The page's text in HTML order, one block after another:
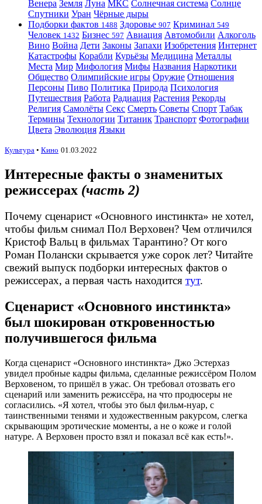
Венера Земля Луна МКС Солнечная система Солнце
Спутники Уран Чёрные дыры
Подборки фактов 1488 Здоровье 907 Криминал 549
Человек 1432 Бизнес 597 Авиация Автомобили Алкоголь
Вино Война Дети Законы Запахи Изобретения Интернет
Катастрофы Корабли Курьёзы Медицина Металлы
Места Мир Мифология Мифы Названия Наркотики
Общество Олимпийские игры Оружие Отношения
Персоны Пиво Политика Природа Психология
Путешествия Работа Радиация Растения Рекорды
Религия Самолёты Секс Смерть Советы Спорт Табак
Термины Технологии Титаник Транспорт Фотографии
Цвета Эволюция Языки
Культура • Кино 01.03.2022
Интересные факты о знаменитых
режиссерах (часть 2)
Почему сценарист «Основного инстинкта» не хотел,
чтобы фильм снимал Пол Верховен? Чем отличился
Кристоф Вальц в фильмах Тарантино? От кого
Роман Полански скрывается уже сорок лет? Читайте
свежий выпуск подборки интересных фактов о
режиссерах, а первая часть находится тут.
Сценарист «Основного инстинкта»
был шокирован откровенностью
получившегося фильма
Когда сценарист «Основного инстинкта» Джо Эстерхаз
увидел пробные кадры фильма, сделанные режиссёром Полом
Верховеном, то пришёл в ужас. Он требовал отозвать его
сценарий или заменить режиссёра, на что продюсеры не
согласились. «Я хотел, чтобы это был фильм-нуар, с
таинственными тенями и художественным ракурсом, слегка
скрывающим эротические моменты, а не о коже и голой
натуре. А Верховен просто взял и показал всё как есть!».